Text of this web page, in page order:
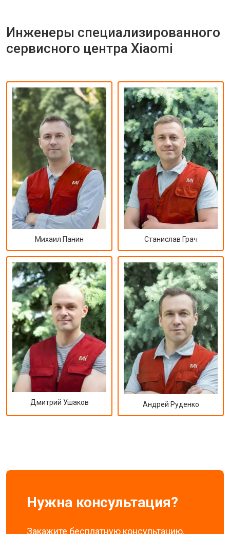
Инженеры специализированного
сервисного центра Xiaomi
Михаил Панин Станислав Грач
Дмитрий Ушаков Андрей Руденко
Нужна консультация?
Закажите бесплатную консультацию,